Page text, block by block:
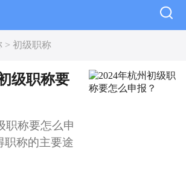
> 初级职称
级职称要
职称要怎么申
职称的主要途